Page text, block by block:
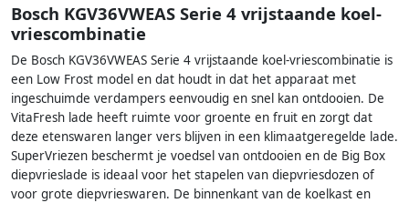
Bosch KGV36VWEAS Serie 4 vrijstaande koel-
vriescombinatie
De Bosch KGV36VWEAS Serie 4 vrijstaande koel-vriescombinatie is
een Low Frost model en dat houdt in dat het apparaat met
ingeschuimde verdampers eenvoudig en snel kan ontdooien. De
VitaFresh lade heeft ruimte voor groente en fruit en zorgt dat
deze etenswaren langer vers blijven in een klimaatgeregelde lade.
SuperVriezen beschermt je voedsel van ontdooien en de Big Box
diepvrieslade is ideaal voor het stapelen van diepvriesdozen of
voor grote diepvrieswaren. De binnenkant van de koelkast en